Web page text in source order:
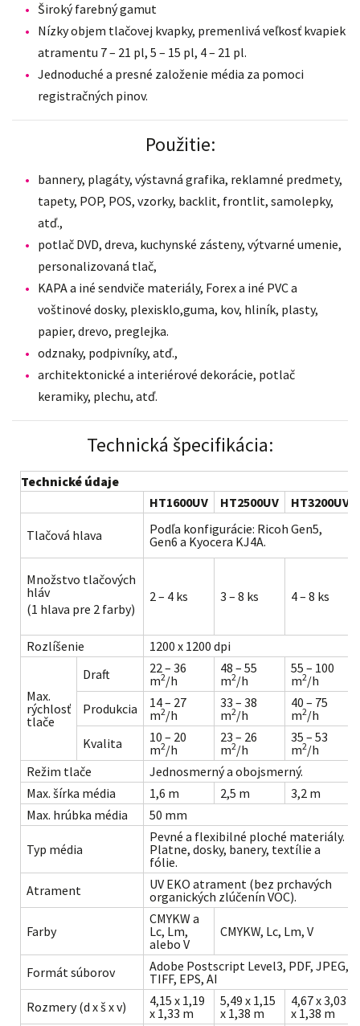
Široký farebný gamut
Nízky objem tlačovej kvapky, premenlivá veľkosť kvapiek
atramentu 7 – 21 pl, 5 – 15 pl, 4 – 21 pl.
Jednoduché a presné založenie média za pomoci
registračných pinov.
Použitie:
bannery, plagáty, výstavná grafika, reklamné predmety,
tapety, POP, POS, vzorky, backlit, frontlit, samolepky,
atď.,
potlač DVD, dreva, kuchynské zásteny, výtvarné umenie,
personalizovaná tlač,
KAPA a iné sendviče materiály, Forex a iné PVC a
voštinové dosky, plexisklo,guma, kov, hliník, plasty,
papier, drevo, preglejka.
odznaky, podpivníky, atď.,
architektonické a interiérové dekorácie, potlač
keramiky, plechu, atď.
Technická špecifikácia:
Technické údaje
HT1600UV
HT2500UV HT3200UV
Tlačová hlava
Podľa konfigurácie: Ricoh Gen5,
Gen6 a Kyocera KJ4A.
Množstvo tlačových
hláv
(1 hlava pre 2 farby)
2 – 4 ks 3 – 8 ks 4 – 8 ks
Rozlíšenie 1200 x 1200 dpi
Max.
rýchlosť
tlače
Draft
22 – 36
m2/h
48 – 55
m2/h
55 – 100
m2/h
Produkcia
14 – 27
m2/h
33 – 38
m2/h
40 – 75
m2/h
Kvalita
10 – 20
m2/h
23 – 26
m2/h
35 – 53
m2/h
Režim tlače
Jednosmerný a obojsmerný.
Max. šírka média
1,6 m 2,5 m
3,2 m
Max. hrúbka média
50 mm
Typ média
Pevné a flexibilné ploché materiály.
Platne, dosky, banery, textílie a
fólie.
Atrament
UV EKO atrament (bez prchavých
organických zlúčenín VOC).
Farby
CMYKW a
Lc, Lm,
alebo V
CMYKW, Lc, Lm, V
Formát súborov
Adobe Postscript Level3, PDF, JPEG,
TIFF, EPS, AI
Rozmery (d x š x v)
4,15 x 1,19
x 1,33 m
5,49 x 1,15
x 1,38 m
4,67 x 3,03
x 1,38 m